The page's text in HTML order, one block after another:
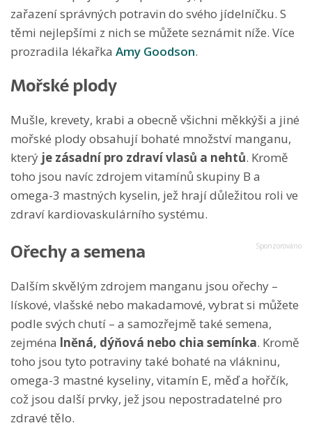
zařazení správných potravin do svého jídelníčku. S
těmi nejlepšími z nich se můžete seznámit níže. Více
prozradila lékařka Amy Goodson.
Mořské plody
Mušle, krevety, krabi a obecně všichni měkkýši a jiné
mořské plody obsahují bohaté množství manganu,
který je zásadní pro zdraví vlasů a nehtů. Kromě
toho jsou navíc zdrojem vitamínů skupiny B a
omega-3 mastných kyselin, jež hrají důležitou roli ve
zdraví kardiovaskulárního systému.
Ořechy a semena
Dalším skvělým zdrojem manganu jsou ořechy –
lískové, vlašské nebo makadamové, vybrat si můžete
podle svých chutí – a samozřejmě také semena,
zejména lněná, dýňová nebo chia semínka. Kromě
toho jsou tyto potraviny také bohaté na vlákninu,
omega-3 mastné kyseliny, vitamín E, měď a hořčík,
což jsou další prvky, jež jsou nepostradatelné pro
zdravé tělo.